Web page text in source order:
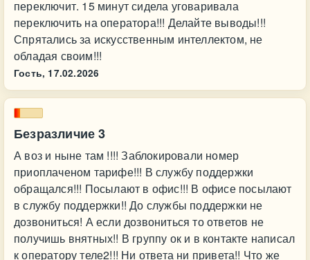
переключит. 15 минут сидела уговаривала
переключить на оператора!!! Делайте выводы!!!
Спрятались за искусственным интеллектом, не
обладая своим!!!
Гость, 17.02.2026
Безразличие 3
А воз и ныне там !!!! Заблокировали номер
приоплаченом тарифе!!! В службу поддержки
обращался!!! Посылают в офис!!! В офисе посылают
в службу поддержки!! До службы поддержки не
дозвониться! А если дозвониться то ответов не
получишь внятных!! В группу ок и в контакте написал
к оператору теле2!!! Ни ответа ни привета!! Что же